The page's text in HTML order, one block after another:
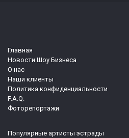
Главная
Новости Шоу Бизнеса
О нас
Наши клиенты
Политика конфиденциальности
F.A.Q.
Фоторепортажи
Популярные артисты эстрады